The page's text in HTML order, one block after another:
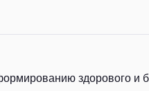
здорового и